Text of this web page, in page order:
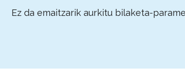
Ez da emaitzarik aurkitu bilaketa-